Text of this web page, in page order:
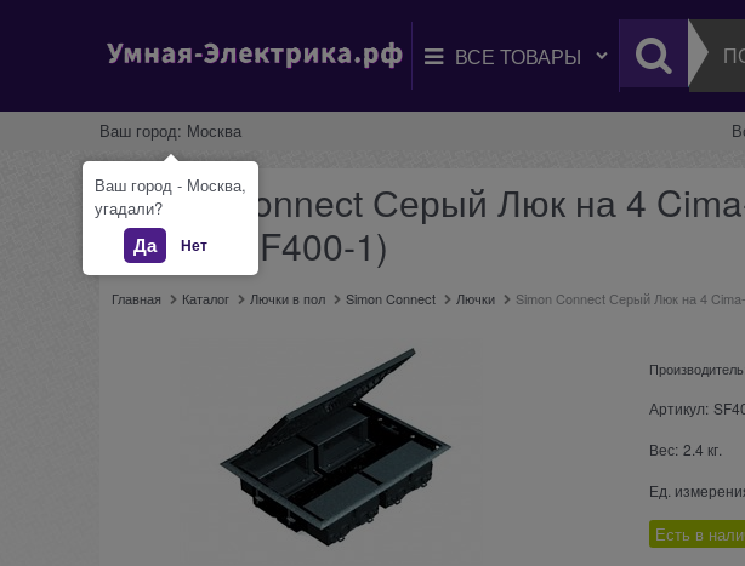
Ваш город: Москва
Simon Connect Серый Люк на 4
69 мм (SF400-1)
Главная Каталог Лючки в пол Simon Connect Лючки Simon Connect Серый Люк на 4
Производитель:
Артикул:
Вес: 2.4 кг.
Ед.
Есть в
Ваш город - Москва,
угадали?
Да Нет